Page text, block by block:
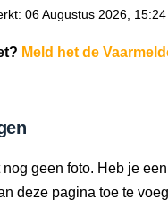
06 Augustus 2026,
Meld het de
nog geen foto. Heb je
deze pagina toe te